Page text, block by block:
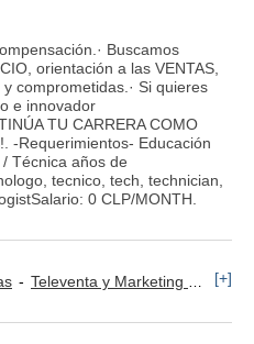
Buscamos
orientación a las VENTAS,
comprometidas.· Si quieres
e innovador
TU CARRERA COMO
-Requerimientos- Educación
Técnica años de
tecnico, tech, technician,
0 CLP/MONTH.
Televenta y Marketing Telefónico [+]